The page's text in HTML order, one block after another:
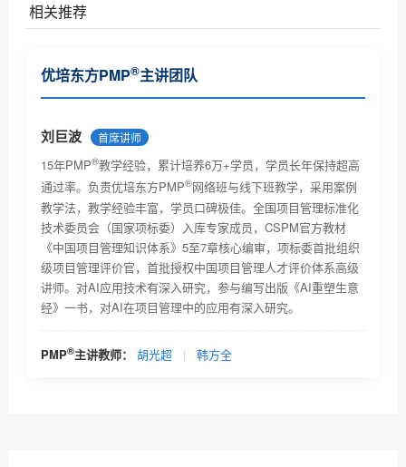
相关推荐
优培东方16班5P学员备考心得
慧翔深圳班5P学员叶凤香备考心得
PMP学员黄金海备考心得
我在优培东方（广州慧翔）参加培训PMP
优培PMP备考经验--谭文锐
PMP® 学习心得--吴华
PMP考试技巧--优培东方PMP培训班 郭永倡
PMP备考心得—梁彦勇
优培东方PMP®主讲团队
刘巨波 首席讲师
15年PMP®教学经验，累计培养6万+学员，学员长年保持超高
通过率。负责优培东方PMP®网络班与线下班教学，采用案例
教学法，教学经验丰富，学员口碑极佳。全国项目管理标准化
技术委员会（国家项标委）入库专家成员，CSPM官方教材
《中国项目管理知识体系》5至7章核心编审，项标委首批组织
级项目管理评价官，首批授权中国项目管理人才评价体系高级
讲师。对AI应用技术有深入研究，参与编写出版《AI重塑生意
经》一书，对AI在项目管理中的应用有深入研究。
PMP®主讲教师： 胡光超 | 韩方全